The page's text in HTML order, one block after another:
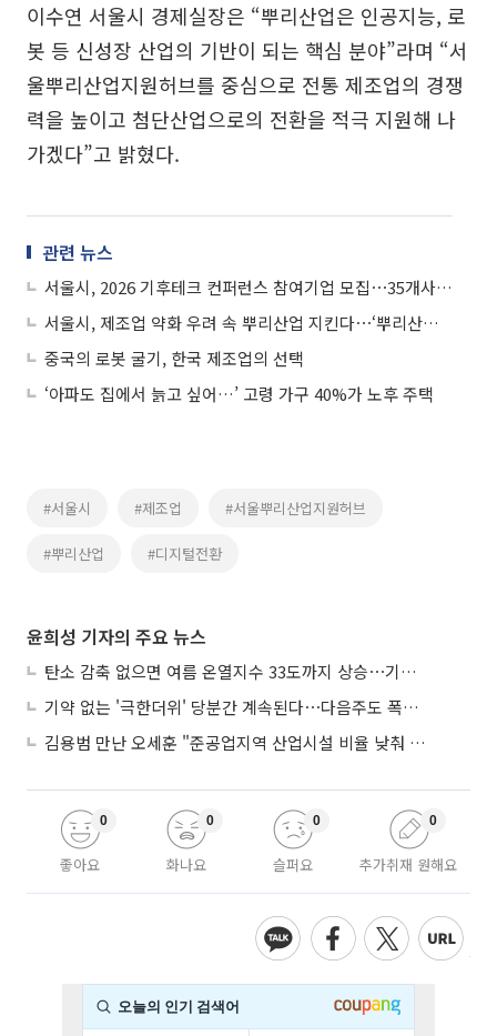
이수연 서울시 경제실장은 “뿌리산업은 인공지능, 로
봇 등 신성장 산업의 기반이 되는 핵심 분야”라며 “서
울뿌리산업지원허브를 중심으로 전통 제조업의 경쟁
력을 높이고 첨단산업으로의 전환을 적극 지원해 나
가겠다”고 밝혔다.
관련 뉴스
서울시, 2026 기후테크 컨퍼런스 참여기업 모집⋯35개사 선정
서울시, 제조업 약화 우려 속 뿌리산업 지킨다⋯‘뿌리산업 지원허브’ 가동
중국의 로봇 굴기, 한국 제조업의 선택
‘아파도 집에서 늙고 싶어…’ 고령 가구 40%가 노후 주택
#서울시 #제조업 #서울뿌리산업지원허브
#뿌리산업 #디지털전환
윤희성 기자의 주요 뉴스
탄소 감축 없으면 여름 온열지수 33도까지 상승⋯기상청, 2100년 미래전망
기약 없는 '극한더위' 당분간 계속된다⋯다음주도 폭염·열대야 지속
김용범 만난 오세훈 "준공업지역 산업시설 비율 낮춰 공급 늘려야"
좋아요
0
화나요
0
슬퍼요
0
추가취재 원해요
0